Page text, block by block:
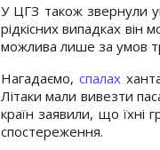
У ЦГЗ також звернули
рідкісних випадках
можлива лише за умов
Нагадаємо, спалах
Літаки мали вивезти
країн заявили, що їхні
спостереження.